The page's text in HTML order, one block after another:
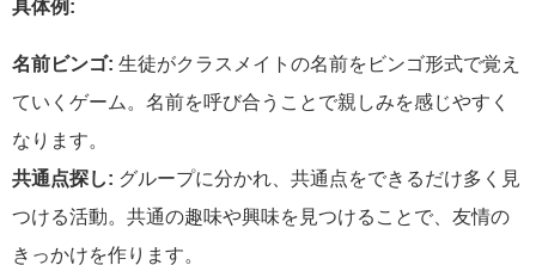
具体例:
名前ビンゴ: 生徒がクラスメイトの名前をビンゴ形式で覚え
ていくゲーム。名前を呼び合うことで親しみを感じやすく
なります。
共通点探し: グループに分かれ、共通点をできるだけ多く見
つける活動。共通の趣味や興味を見つけることで、友情の
きっかけを作ります。